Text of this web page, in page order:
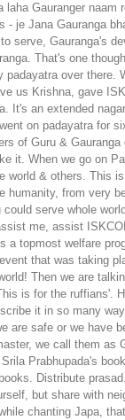
laha Gauranger
- je Jana Gauranga
serve, Gauranga's
That's one
padayatra over
us Krishna, gave
It's an extended
on padayatra for
of Guru &
it. When we go on
world & others. This
humanity, from very
serve whole
me, assist
a topmost welfare
that was taking
Then we are
is for the ruffians'.
it in so many
are safe or we have
we call them as
Prabhupada's
Distribute
but share with
chanting Japa,